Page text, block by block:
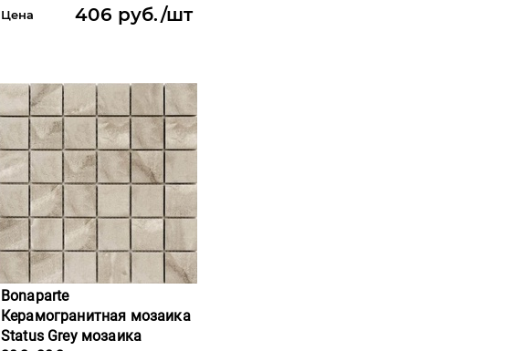
Цена 406 руб./шт
Bonaparte
Керамогранитная мозаика
Status Grey мозаика